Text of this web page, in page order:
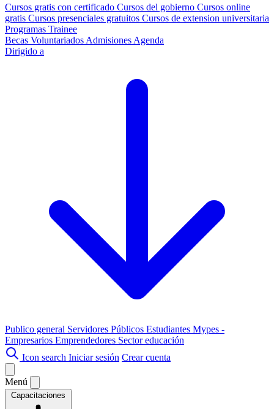
Cursos gratis con certificado Cursos del gobierno Cursos online
gratis Cursos presenciales gratuitos Cursos de extension universitaria
Programas Trainee
Becas Voluntariados Admisiones Agenda
Dirigido a
Publico general Servidores Públicos Estudiantes Mypes -
Empresarios Emprendedores Sector educación
Icon search Iniciar sesión Crear cuenta
Menú
Capacitaciones